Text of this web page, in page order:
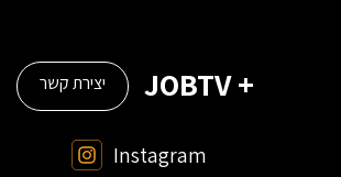
+ JOBTV יצירת קשר
Instagram